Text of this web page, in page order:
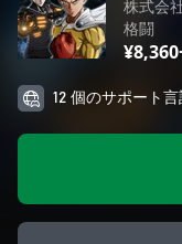
株式会
格闘
12 個のサポート言